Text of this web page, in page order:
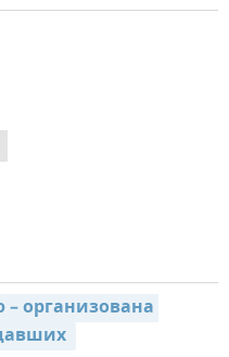
организована